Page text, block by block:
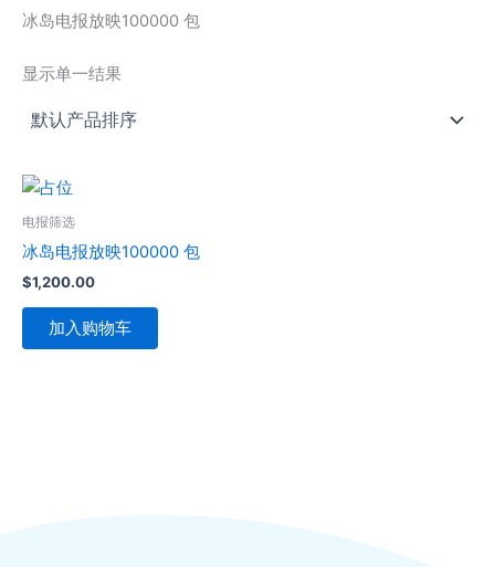
冰岛电报放映100000 包
显示单一结果
电报筛选
冰岛电报放映100000 包
$1,200.00
加入购物车